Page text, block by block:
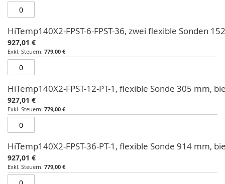
HiTemp140X2-FPST-6-FPST-36, zwei flexible Sonden
927,01 €
779,00 €
HiTemp140X2-FPST-12-PT-1, flexible Sonde 305 mm,
927,01 €
779,00 €
HiTemp140X2-FPST-36-PT-1, flexible Sonde 914 mm,
927,01 €
779,00 €